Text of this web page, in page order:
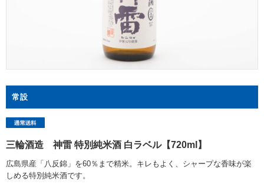
常設
三輪酒造 神雷 特別純米酒 白ラベル【720ml】
広島県産「八反錦」を60％まで精米。キレもよく、シャープな香味が楽
しめる特別純米酒です。